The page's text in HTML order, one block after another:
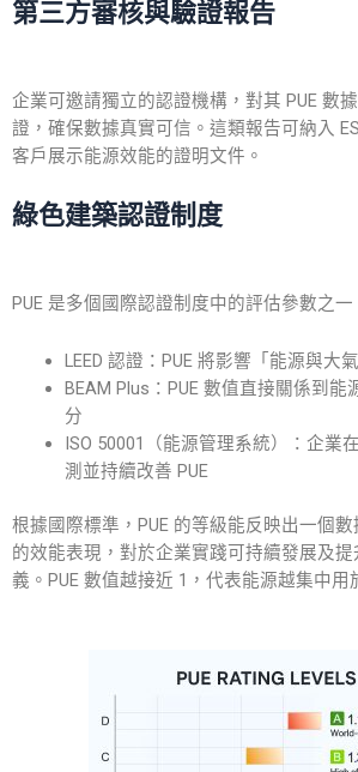
第三方審核與驗證報告
企業可邀請獨立的認證機構，對其 PUE 數
證，確保數據真實可信。這類報告可納入
客戶展示能源效能的證明文件。
綠色建築認證制度
PUE 是多個國際認證制度中的評估參數之一
LEED 認證：PUE 將影響「能源與大
BEAM Plus：PUE 數值直接關係到
分
ISO 50001（能源管理系統）：企業
測並持續改善 PUE
根據國際標準，PUE 的等級能反映出一個
的效能表現，對於企業實踐可持續發展及提
義。PUE 數值越接近 1，代表能源越集中用